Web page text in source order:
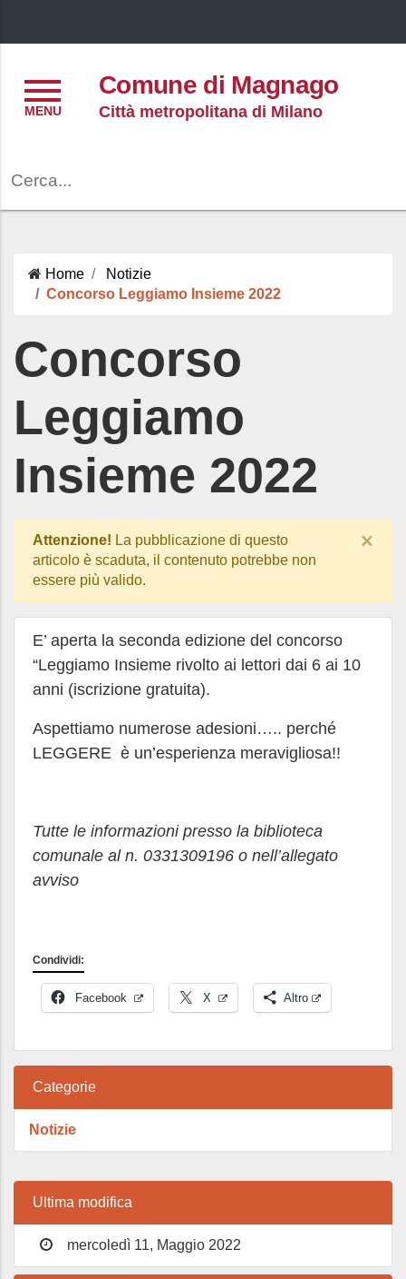
Comune di Magnago
Città metropolitana di Milano
Home
Notizie
Concorso Leggiamo Insieme 2022
Concorso
Leggiamo
Insieme 2022
Attenzione! La pubblicazione di questo
articolo è scaduta, il contenuto potrebbe non
essere più valido.
×
E’ aperta la seconda edizione del concorso
“Leggiamo Insieme rivolto ai lettori dai 6 ai 10
anni (iscrizione gratuita).
Aspettiamo numerose adesioni….. perché
LEGGERE è un’esperienza meravigliosa!!
Tutte le informazioni presso la biblioteca
comunale al n. 0331309196 o nell’allegato
avviso
Condividi:
Facebook X Altro
Categorie
Notizie
Ultima modifica
mercoledì 11, Maggio 2022